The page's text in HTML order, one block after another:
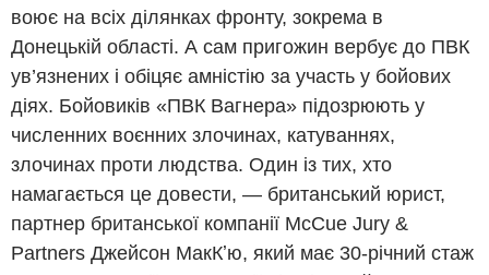
воює на всіх ділянках фронту, зокрема в
Донецькій області. А сам пригожин вербує до ПВК
ув’язнених і обіцяє амністію за участь у бойових
діях. Бойовиків «ПВК Вагнера» підозрюють у
численних воєнних злочинах, катуваннях,
злочинах проти людства. Один із тих, хто
намагається це довести, — британський юрист,
партнер британської компанії McCue Jury &
Partners Джейсон МакКʼю, який має 30-річний стаж